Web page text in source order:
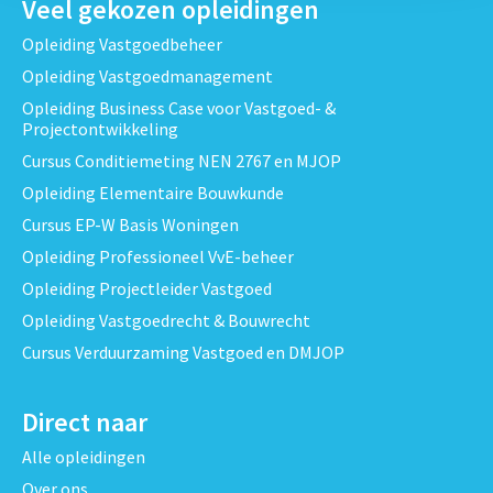
Veel gekozen opleidingen
Opleiding Vastgoedbeheer
Opleiding Vastgoedmanagement
Opleiding Business Case voor Vastgoed- &
Projectontwikkeling
Cursus Conditiemeting NEN 2767 en MJOP
Opleiding Elementaire Bouwkunde
Cursus EP-W Basis Woningen
Opleiding Professioneel VvE-beheer
Opleiding Projectleider Vastgoed
Opleiding Vastgoedrecht & Bouwrecht
Cursus Verduurzaming Vastgoed en DMJOP
Direct naar
Alle opleidingen
Over ons